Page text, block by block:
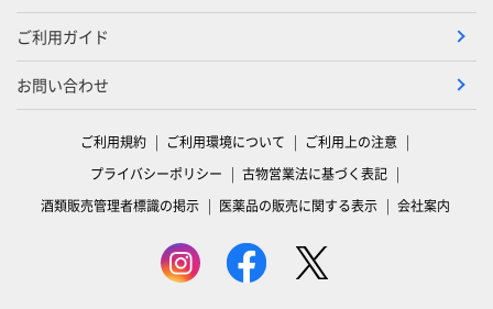
ご利用ガイド
お問い合わせ
ご利用規約 ご利用環境について
ご利用上の注意
プライバシーポリシー
古物営業法に基づく表記
酒類販売管理者標識の掲示
医薬品の販売に関する表示 会社案内